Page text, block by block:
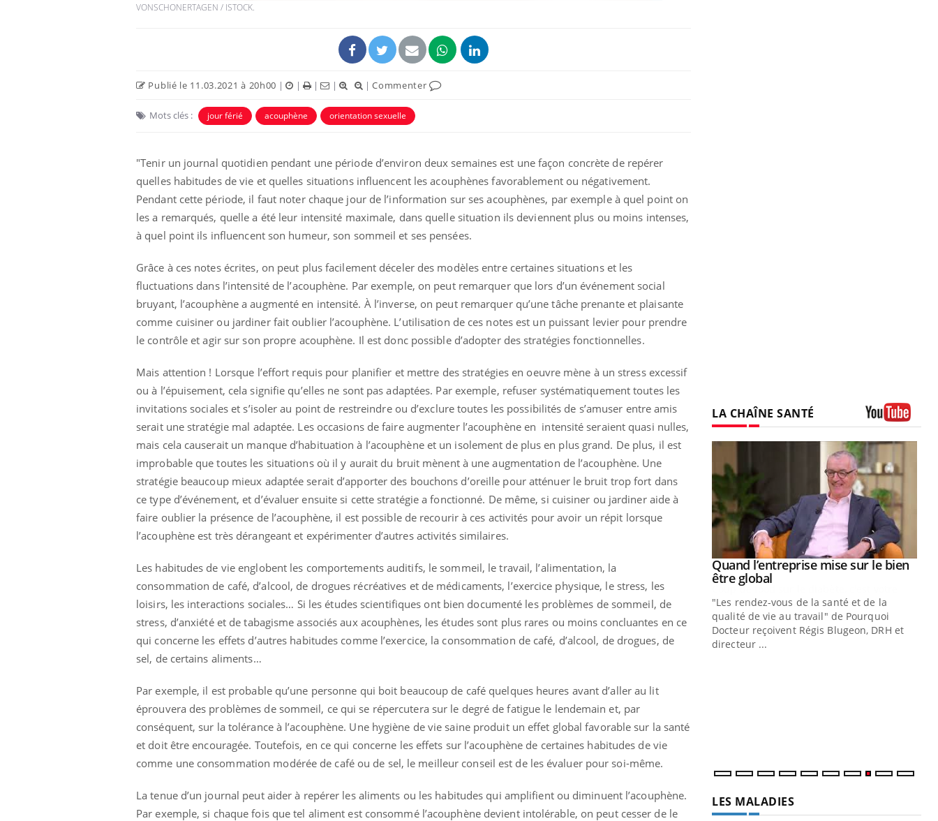
VONSCHONERTAGEN / ISTOCK.
Publié le 11.03.2021 à 20h00 | | | | |Commenter
Mots clés : jour férié acouphène orientation sexuelle
"Tenir un journal quotidien pendant une période d’environ deux semaines est une façon concrète de repérer
quelles habitudes de vie et quelles situations influencent les acouphènes favorablement ou négativement.
Pendant cette période, il faut noter chaque jour de l’information sur ses acouphènes, par exemple à quel point on
les a remarqués, quelle a été leur intensité maximale, dans quelle situation ils deviennent plus ou moins intenses,
à quel point ils influencent son humeur, son sommeil et ses pensées.
Grâce à ces notes écrites, on peut plus facilement déceler des modèles entre certaines situations et les
fluctuations dans l’intensité de l’acouphène. Par exemple, on peut remarquer que lors d’un événement social
bruyant, l’acouphène a augmenté en intensité. À l’inverse, on peut remarquer qu’une tâche prenante et plaisante
comme cuisiner ou jardiner fait oublier l’acouphène. L’utilisation de ces notes est un puissant levier pour prendre
le contrôle et agir sur son propre acouphène. Il est donc possible d’adopter des stratégies fonctionnelles.
Mais attention ! Lorsque l’effort requis pour planifier et mettre des stratégies en oeuvre mène à un stress excessif
ou à l’épuisement, cela signifie qu’elles ne sont pas adaptées. Par exemple, refuser systématiquement toutes les
invitations sociales et s’isoler au point de restreindre ou d’exclure toutes les possibilités de s’amuser entre amis
serait une stratégie mal adaptée. Les occasions de faire augmenter l’acouphène en intensité seraient quasi nulles,
mais cela causerait un manque d’habituation à l’acouphène et un isolement de plus en plus grand. De plus, il est
improbable que toutes les situations où il y aurait du bruit mènent à une augmentation de l’acouphène. Une
stratégie beaucoup mieux adaptée serait d’apporter des bouchons d’oreille pour atténuer le bruit trop fort dans
ce type d’événement, et d’évaluer ensuite si cette stratégie a fonctionné. De même, si cuisiner ou jardiner aide à
faire oublier la présence de l’acouphène, il est possible de recourir à ces activités pour avoir un répit lorsque
l’acouphène est très dérangeant et expérimenter d’autres activités similaires.
Les habitudes de vie englobent les comportements auditifs, le sommeil, le travail, l’alimentation, la
consommation de café, d’alcool, de drogues récréatives et de médicaments, l’exercice physique, le stress, les
loisirs, les interactions sociales… Si les études scientifiques ont bien documenté les problèmes de sommeil, de
stress, d’anxiété et de tabagisme associés aux acouphènes, les études sont plus rares ou moins concluantes en ce
qui concerne les effets d’autres habitudes comme l’exercice, la consommation de café, d’alcool, de drogues, de
sel, de certains aliments…
Par exemple, il est probable qu’une personne qui boit beaucoup de café quelques heures avant d’aller au lit
éprouvera des problèmes de sommeil, ce qui se répercutera sur le degré de fatigue le lendemain et, par
conséquent, sur la tolérance à l’acouphène. Une hygiène de vie saine produit un effet global favorable sur la santé
et doit être encouragée. Toutefois, en ce qui concerne les effets sur l’acouphène de certaines habitudes de vie
comme une consommation modérée de café ou de sel, le meilleur conseil est de les évaluer pour soi-même.
La tenue d’un journal peut aider à repérer les aliments ou les habitudes qui amplifient ou diminuent l’acouphène.
Par exemple, si chaque fois que tel aliment est consommé l’acouphène devient intolérable, on peut cesser de le
LA CHAÎNE SANTÉ
Diabète & Ramadan 2026Youtube
Le Ramadan approche, et, pour de
nombreuses personnes atteintes de
diabète, c'est une période de questions, de
Youtube
Un « jumeau numérique » pour
faciliter l’accès à la médecine
préventive Youtube
Un établissement lié à un groupe
mutualiste innove en matière de bilan de
santé : l'utilisation d'un « jumeau
Youtube
COUP DE FOOD sur le diabète Youtube
Coup de food sur le diabète, c'est votre
nouveau rendez-vous culinaire qui
bouscule les idées reçues ! Dans cet
épisode, une ...
Youtube
Quand l’entreprise mise sur le bien
être globalYoutube
"Les rendez-vous de la santé et de la
qualité de vie au travail" de Pourquoi
Docteur reçoivent Régis Blugeon, DRH et
directeur ...
LES MALADIES